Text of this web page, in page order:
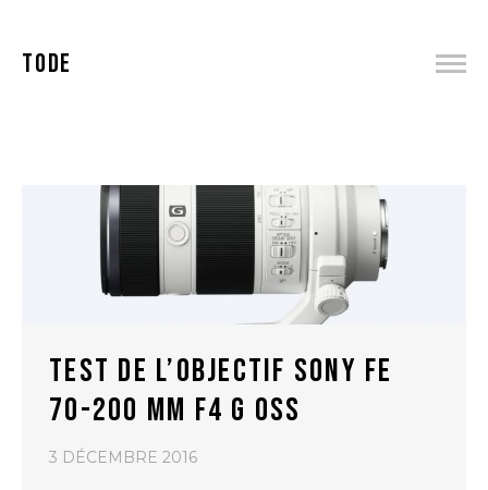
TODE
TEST DE L’OBJECTIF SONY FE
70-200 MM F4 G OSS
3 DÉCEMBRE 2016